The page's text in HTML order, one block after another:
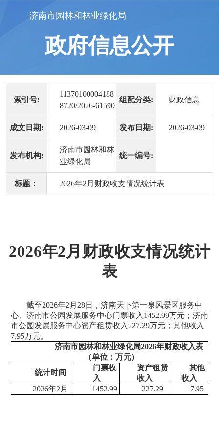
济南市园林和林业绿化局
政府信息公开
索引号:
11370100004188
8720/2026-61590
组配分类: 财政信息
成文日期: 2026-03-09 发布日期: 2026-03-09
发布机构:
济南市园林和林
业绿化局
统一编号:
标题： 2026年2月财政收支情况统计表
2026年2月财政收支情况统计
表
截至2026年2月28日，济南天下第一泉风景区服务中
心、济南市公园发展服务中心门票收入1452.99万元；济南
市公园发展服务中心资产租赁收入227.29万元；其他收入
7.95万元。
济南市园林和林业绿化局2026年财政收入表
（单位：万元）
统计时间
门票收
入
资产租赁
收入
其他
收入
2026年2月
1452.99 227.29 7.95